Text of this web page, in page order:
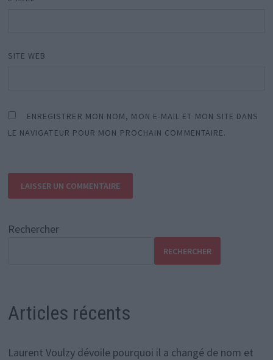
SITE WEB
ENREGISTRER MON NOM, MON E-MAIL ET MON SITE DANS
LE NAVIGATEUR POUR MON PROCHAIN COMMENTAIRE.
Rechercher
RECHERCHER
Articles récents
Laurent Voulzy dévoile pourquoi il a changé de nom et